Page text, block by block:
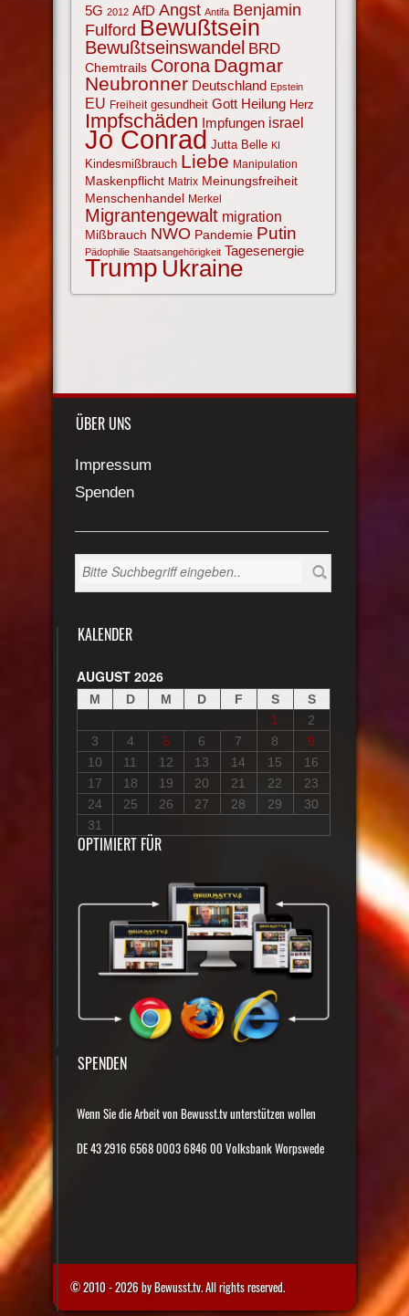
5G 2012 AfD Angst Antifa Benjamin
Fulford Bewußtsein
Bewußtseinswandel BRD
Chemtrails Corona Dagmar
Neubronner Deutschland Epstein
EU Freiheit gesundheit Gott Heilung Herz
Impfschäden Impfungen israel
Jo Conrad Jutta Belle KI
Kindesmißbrauch Liebe Manipulation
Maskenpflicht Matrix Meinungsfreiheit
Menschenhandel Merkel
Migrantengewalt migration
Mißbrauch NWO Pandemie Putin
Pädophilie Staatsangehörigkeit Tagesenergie
Trump Ukraine
ÜBER UNS
Impressum
Spenden
KALENDER
AUGUST 2026
M D M D F S
S
1
2
3
4 5 6 7 8
9
10
11 12 13 14 15
16
17
18 19 20 21 22
23
24
25 26 27 28 29
30
31
OPTIMIERT FÜR
SPENDEN
Wenn Sie die Arbeit von Bewusst.tv unterstützen wollen
DE 43 2916 6568 0003 6846 00 Volksbank Worpswede
© 2010 - 2026 by Bewusst.tv. All rights reserved.